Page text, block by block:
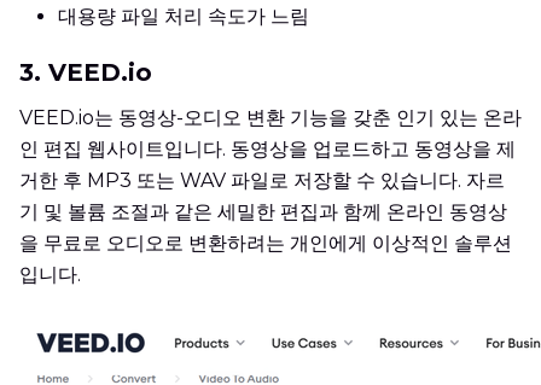
대용량 파일 처리 속도가 느림
3. VEED.io
VEED.io는 동영상-오디오 변환 기능을 갖춘 인기 있는 온라
인 편집 웹사이트입니다. 동영상을 업로드하고 동영상을 제
거한 후 MP3 또는 WAV 파일로 저장할 수 있습니다. 자르
기 및 볼륨 조절과 같은 세밀한 편집과 함께 온라인 동영상
을 무료로 오디오로 변환하려는 개인에게 이상적인 솔루션
입니다.